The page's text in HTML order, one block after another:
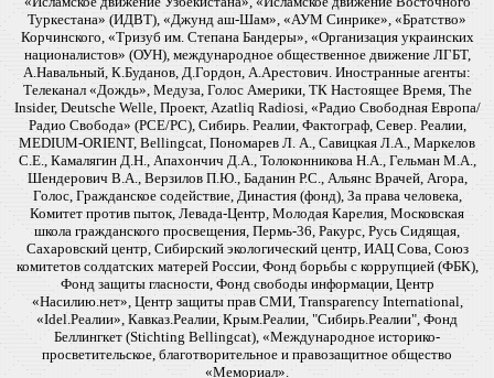
Туркестана» (ИДВТ), «Джунд аш-Шам», «АУМ Синрике», «Братство»
Корчинского, «Тризуб им. Степана Бандеры», «Организация украинских
националистов» (ОУН), международное общественное движение ЛГБТ,
А.Навальный, К.Буданов, Д.Гордон, А.Арестович. Иностранные агенты:
Телеканал «Дождь», Медуза, Голос Америки, ТК Настоящее Время, The
Insider, Deutsche Welle, Проект, Azatliq Radiosi, «Радио Свободная Европа/
Радио Свобода» (PCE/PC), Сибирь. Реалии, Фактограф, Север. Реалии,
MEDIUM-ORIENT, Bellingcat, Пономарев Л. А., Савицкая Л.А., Маркелов
С.Е., Камалягин Д.Н., Апахончич Д.А., Толоконникова Н.А., Гельман М.А.,
Шендерович В.А., Верзилов П.Ю., Баданин Р.С., Альянс Врачей, Агора,
Голос, Гражданское содействие, Династия (фонд), За права человека,
Комитет против пыток, Левада-Центр, Молодая Карелия, Московская
школа гражданского просвещения, Пермь-36, Ракурс, Русь Сидящая,
Сахаровский центр, Сибирский экологический центр, ИАЦ Сова, Союз
комитетов солдатских матерей России, Фонд борьбы с коррупцией (ФБК),
Фонд защиты гласности, Фонд свободы информации, Центр
«Насилию.нет», Центр защиты прав СМИ, Transparency International,
«Idel.Реалии», Кавказ.Реалии, Крым.Реалии, "Сибирь.Реалии", Фонд
Беллингкет (Stichting Bellingcat), «Международное историко-
просветительское, благотворительное и правозащитное общество
«Мемориал».